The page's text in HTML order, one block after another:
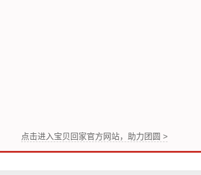
点击进入宝贝回家官方网站，助力团圆 >